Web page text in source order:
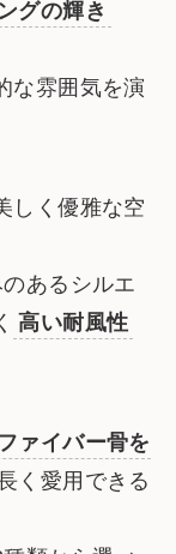
グの輝き
な雰囲気を演
しく優雅な空
あるシルエ
高い耐風性
ァイバー骨を
く愛用できる